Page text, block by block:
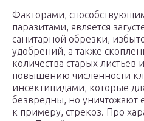
Факторами,
паразитами, является
санитарной обрезки,
удобрений, а также
количества старых листьев
повышению численности
инсектицидами, которые
безвредны, но уничтожают
к примеру, стрекоз. Про